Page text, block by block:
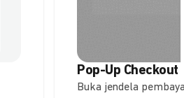
Pop-Up Checkout
Buka jendela